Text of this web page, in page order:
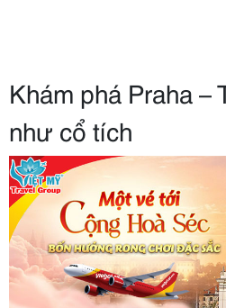
Khám phá Praha –
như cổ tích